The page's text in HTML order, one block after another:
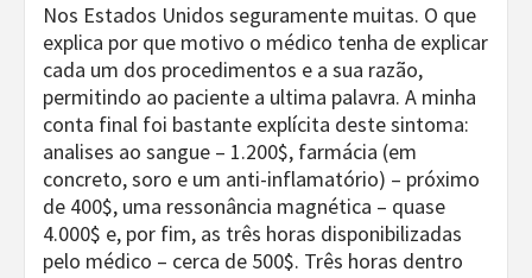
Nos Estados Unidos seguramente muitas. O que
explica por que motivo o médico tenha de explicar
cada um dos procedimentos e a sua razão,
permitindo ao paciente a ultima palavra. A minha
conta final foi bastante explícita deste sintoma:
analises ao sangue – 1.200$, farmácia (em
concreto, soro e um anti-inflamatório) – próximo
de 400$, uma ressonância magnética – quase
4.000$ e, por fim, as três horas disponibilizadas
pelo médico – cerca de 500$. Três horas dentro